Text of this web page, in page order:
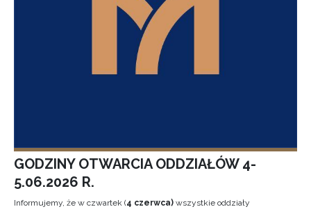
GODZINY OTWARCIA ODDZIAŁÓW 4-
5.06.2026 R.
Informujemy, że w czwartek (4 czerwca) wszystkie oddziały